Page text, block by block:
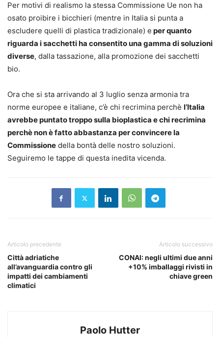
Per motivi di realismo la stessa Commissione Ue non ha
osato proibire i bicchieri (mentre in Italia si punta a
escludere quelli di plastica tradizionale) e per quanto
riguarda i sacchetti ha consentito una gamma di soluzioni
diverse, dalla tassazione, alla promozione dei sacchetti
bio.
Ora che si sta arrivando al 3 luglio senza armonia tra
norme europee e italiane, c’è chi recrimina perchè l’Italia
avrebbe puntato troppo sulla bioplastica e chi recrimina
perchè non è fatto abbastanza per convincere la
Commissione della bontà delle nostro soluzioni.
Seguiremo le tappe di questa inedita vicenda.
Articolo precedente
Città adriatiche
all’avanguardia contro gli
impatti dei cambiamenti
climatici
Articolo successivo
CONAI: negli ultimi due anni
+10% imballaggi rivisti in
chiave green
Paolo Hutter